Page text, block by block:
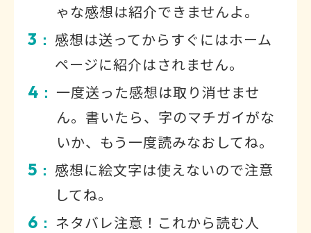
ゃな感想は紹介できませんよ。
3 ： 感想は送ってからすぐにはホーム
ページに紹介はされません。
4 ： 一度送った感想は取り消せませ
ん。書いたら、字のマチガイがな
いか、もう一度読みなおしてね。
5 ： 感想に絵文字は使えないので注意
してね。
6 ： ネタバレ注意！これから読む人